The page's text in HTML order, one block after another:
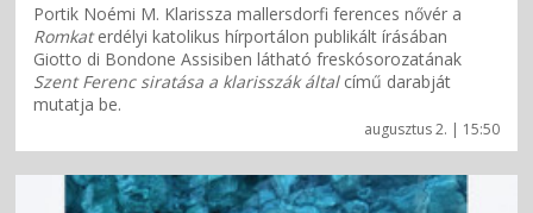
augusztus 2. | 15:50
Portik Noémi M. Klarissza mallersdorfi ferences nővér a
Romkaterdélyi katolikus hírportálon publikált írásában
Giotto di Bondone Assisiben látható freskósorozatának
Szent Ferenc siratása a klarisszák általcímű darabját
mutatja be.